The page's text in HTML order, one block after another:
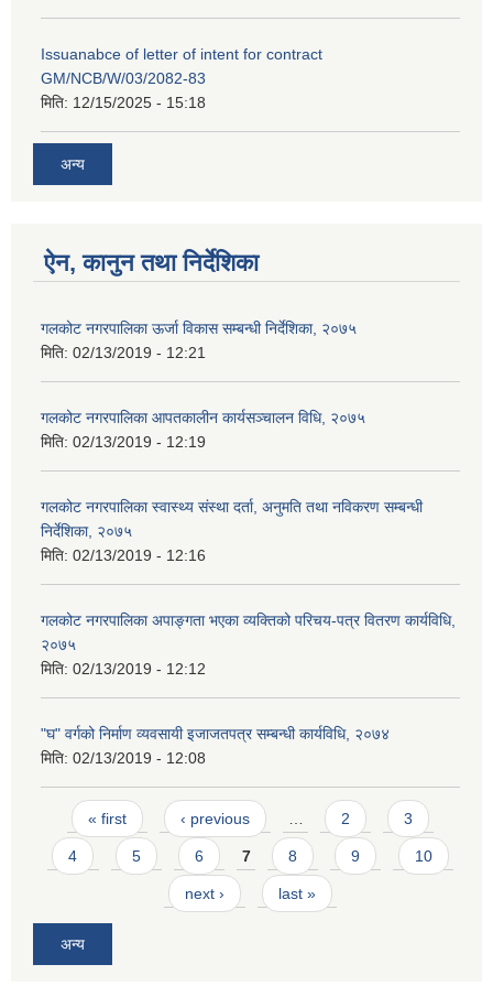
Issuanabce of letter of intent for contract
GM/NCB/W/03/2082-83
मिति: 12/15/2025 - 15:18
अन्य
ऐन, कानुन तथा निर्देशिका
गलकोट नगरपालिका ऊर्जा विकास सम्बन्धी निर्देशिका, २०७५
मिति: 02/13/2019 - 12:21
गलकोट नगरपालिका आपतकालीन कार्यसञ्चालन विधि, २०७५
मिति: 02/13/2019 - 12:19
गलकोट नगरपालिका स्वास्थ्य संस्था दर्ता, अनुमति तथा नविकरण सम्बन्धी
निर्देशिका, २०७५
मिति: 02/13/2019 - 12:16
गलकोट नगरपालिका अपाङ्गता भएका व्यक्तिको परिचय-पत्र वितरण कार्यविधि,
२०७५
मिति: 02/13/2019 - 12:12
"घ" वर्गको निर्माण व्यवसायी इजाजतपत्र सम्बन्धी कार्यविधि, २०७४
मिति: 02/13/2019 - 12:08
Pages
« first ‹ previous 2 3
4 5 6 7 8 9 10
next › last »
अन्य